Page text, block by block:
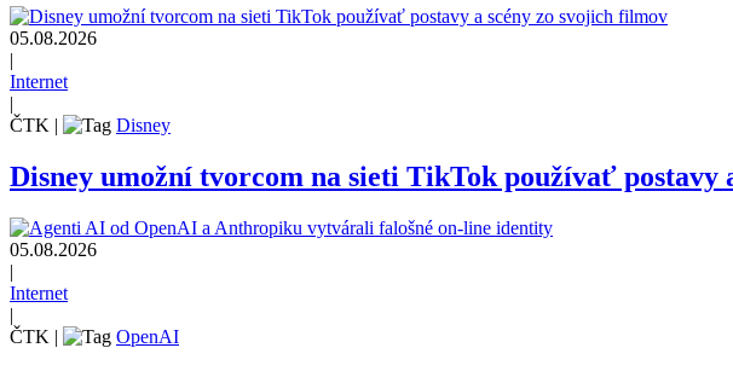
05.08.2026
|
Internet
|
ČTK | Disney
Disney umožní tvorcom na sieti TikTok používať postavy
05.08.2026
|
Internet
|
ČTK | OpenAI